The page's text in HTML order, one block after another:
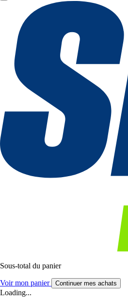
Sous-total du panier
Voir mon panier Continuer mes achats
Loading...